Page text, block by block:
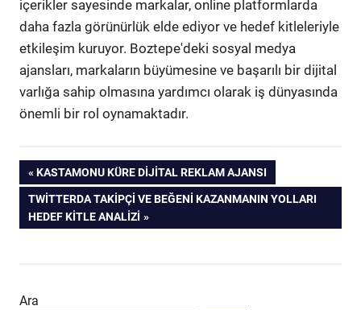
içerikler sayesinde markalar, online platformlarda
daha fazla görünürlük elde ediyor ve hedef kitleleriyle
etkileşim kuruyor. Boztepe'deki sosyal medya
ajansları, markaların büyümesine ve başarılı bir dijital
varlığa sahip olmasına yardımcı olarak iş dünyasında
önemli bir rol oynamaktadır.
Yazı
gezinmesi
PREVIOUS
POST:
KASTAMONU KÜRE DIJITAL REKLAM AJANSI
NEXT
POST:
TWITTERDA TAKIPÇI VE BEĞENI KAZANMANIN YOLLARI
HEDEF KITLE ANALIZI
Ara